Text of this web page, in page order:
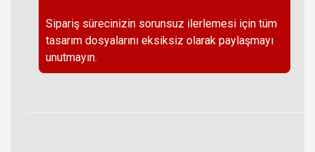
Sipariş sürecinizin sorunsuz ilerlemesi için tüm
tasarım dosyalarını eksiksiz olarak paylaşmayı
unutmayın.